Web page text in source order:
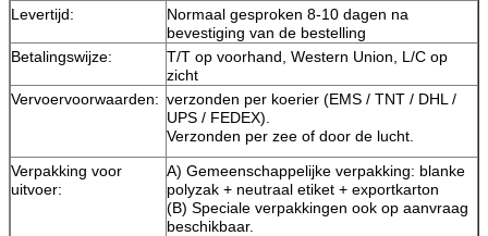
Levertijd:
Normaal gesproken 8-10 dagen na
bevestiging van de bestelling
Betalingswijze:
T/T op voorhand, Western Union, L/C op
zicht
Vervoervoorwaarden: verzonden per koerier (EMS / TNT / DHL /
UPS / FEDEX).
Verzonden per zee of door de lucht.
Verpakking voor
uitvoer:
A) Gemeenschappelijke verpakking: blanke
polyzak + neutraal etiket + exportkarton
(B) Speciale verpakkingen ook op aanvraag
beschikbaar.